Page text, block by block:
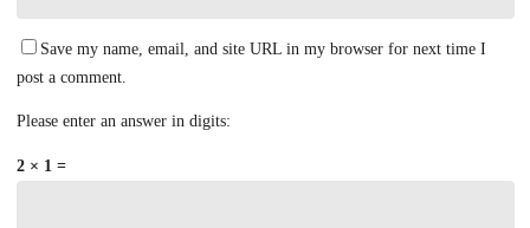
Save my name, email, and site URL in my browser for next time I
post a comment.
Please enter an answer in digits:
2 × 1 =